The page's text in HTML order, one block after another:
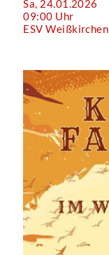
Sa, 24.01.2026
09:00 Uhr
ESV Weißkirchen